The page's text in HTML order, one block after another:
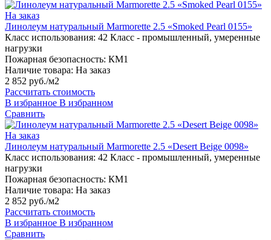
На заказ
Линолеум натуральный Marmorette 2.5 «Smoked Pearl 0155»
Класс использования: 42 Класс - промышленный, умеренные
нагрузки
Пожарная безопасность: КМ1
Наличие товара: На заказ
2 852 руб./м2
Рассчитать стоимость
В избранное В избранном
Сравнить
На заказ
Линолеум натуральный Marmorette 2.5 «Desert Beige 0098»
Класс использования: 42 Класс - промышленный, умеренные
нагрузки
Пожарная безопасность: КМ1
Наличие товара: На заказ
2 852 руб./м2
Рассчитать стоимость
В избранное В избранном
Сравнить